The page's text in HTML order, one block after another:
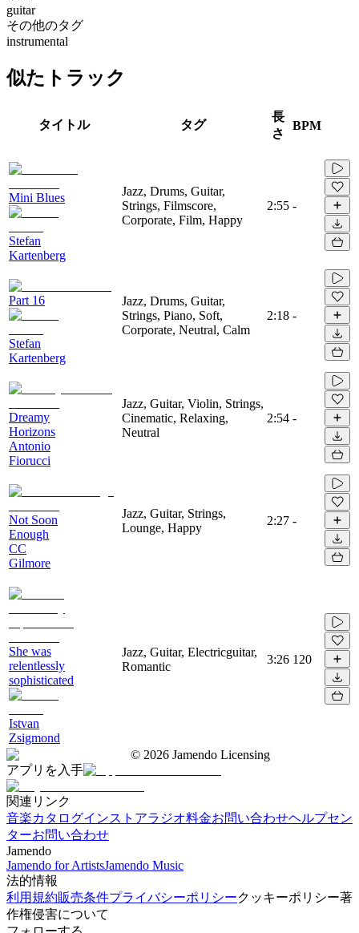
guitar
その他のタグ
instrumental
似たトラック
タイトル タグ
長
さ
BPM
Mini Blues
Stefan
Kartenberg
Jazz, Drums, Guitar,
Strings, Filmscore,
Corporate, Film, Happy
2:55 -
Part 16
Stefan
Kartenberg
Jazz, Drums, Guitar,
Strings, Piano, Soft,
Corporate, Neutral, Calm
2:18 -
Dreamy
Horizons
Antonio
Fiorucci
Jazz, Guitar, Violin, Strings,
Cinematic, Relaxing,
Neutral
2:54 -
Not Soon
Enough
CC
Gilmore
Jazz, Guitar, Strings,
Lounge, Happy
2:27 -
She was
relentlessly
sophisticated
Istvan
Zsigmond
Jazz, Guitar, Electricguitar,
Romantic
3:26 120
© 2026 Jamendo Licensing
アプリを入手
関連リンク
音楽カタログインストアラジオ料金お問い合わせヘルプセン
ターお問い合わせ
Jamendo
Jamendo for ArtistsJamendo Music
法的情報
利用規約販売条件プライバシーポリシークッキーポリシー著
作権侵害について